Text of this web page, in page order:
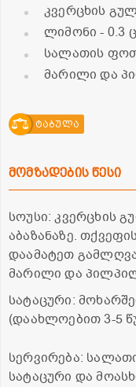
კვერცხის
ლიმონი- 0.3
სალათის
მარილი და
ტაბულა
მომზადების წესი
სოუსი: კვერცხის
აბაზანაზე.
დაამატეთ
მარილი და
სატაცური:
(დაახლოებით 3-5
სერვირება:
სატაცური და